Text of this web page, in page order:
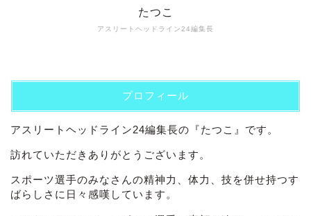
アスリートヘッドライン24編集長
たつこ
プロフィール
アスリートヘッドライン24編集長の『たつこ』です。
訪れていただきありがとうございます。
スポーツ選手のみなさんの精神力、体力、技を併せ持つす
ばらしさに日々感嘆しています。